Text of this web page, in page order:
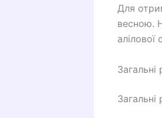
Для
весною.
алілової
Загальні
Загальні